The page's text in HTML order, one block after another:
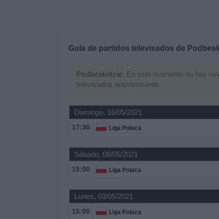
Guía de partidos televisados de
Podbeskidzie: En este momento no hay
televisados anteriormente.
Domingo, 16/05/2021
17:30 Liga Polaca
Sábado, 08/05/2021
15:00 Liga Polaca
Lunes, 03/05/2021
15:00 Liga Polaca